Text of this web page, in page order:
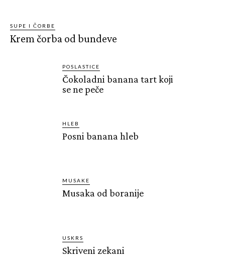
SUPE I ČORBE
Krem čorba od bundeve
POSLASTICE
Čokoladni banana tart koji
se ne peče
HLEB
Posni banana hleb
MUSAKE
Musaka od boranije
USKRS
Skriveni zekani